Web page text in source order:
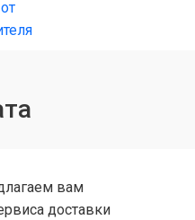
вам
доставки